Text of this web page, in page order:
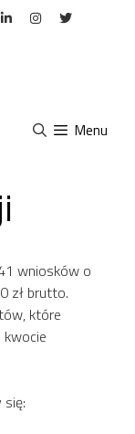
Menu
wniosków o
zł brutto.
które